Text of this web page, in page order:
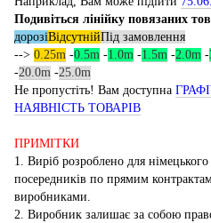
Подивіться лінійку повязаних
дорозіВідсутнійПід замовлення
--> 0.25m -0.5m -1.0m -1.5m -2.0m -
-20.0m -25.0m
Не пропустіть! Вам доступна
НАЯВНІСТЬ ТОВАРІВ
ПРИМІТКИ
1. Виріб розроблено для
посередників по прямим
виробниками.
2. Виробник залишає за собою